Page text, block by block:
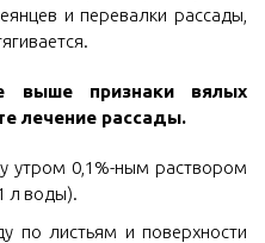
и перевалки рассады,
выше признаки вялых
лечение рассады.
утром 0,1%-ным раствором
л воды).
по листьям и поверхности